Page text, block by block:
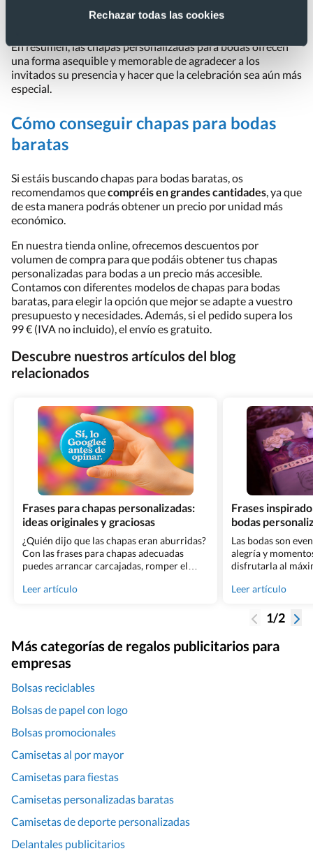
Rechazar todas las cookies
utilizadas como parte de la decoración y como marcadores
de sitio para los invitados.
En resumen, las chapas personalizadas para bodas ofrecen
una forma asequible y memorable de agradecer a los
invitados su presencia y hacer que la celebración sea aún más
especial.
Cómo conseguir chapas para bodas
baratas
Si estáis buscando chapas para bodas baratas, os
recomendamos quecompréis en grandes cantidades, ya que
de esta manera podrás obtener un precio por unidad más
económico.
En nuestra tienda online, ofrecemos descuentos por
volumen de compra para que podáis obtener tus chapas
personalizadas para bodas a un precio más accesible.
Contamos con diferentes modelos de chapas para bodas
baratas, para elegir la opción que mejor se adapte a vuestro
presupuesto y necesidades. Además, si el pedido supera los
99 € (IVA no incluido), el envío es gratuito.
Descubre nuestros artículos del blog
relacionados
Frases para chapas personalizadas:
ideas originales y graciosas
¿Quién dijo que las chapas eran aburridas?
Con las frases para chapas adecuadas
puedes arrancar carcajadas, romper el
inolvidable. Bodas, cumpleaños,
traemos una selección de frases originales,
divertidas y [&hellip;]
Leer artículo
Frases
bodas
Las bodas son
alegría y
disfrutarla al
Uno de ellos es la
sino que también
obsequios
Leer artículo
1/2
Más categorías de regalos publicitarios para
empresas
Bolsas reciclables
Bolsas de papel con logo
Bolsas promocionales
Camisetas al por mayor
Camisetas para fiestas
Camisetas personalizadas baratas
Camisetas de deporte personalizadas
Delantales publicitarios